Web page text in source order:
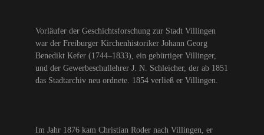
Vorläufer der Geschichtsforschung zur Stadt Villingen
war der Freiburger Kirchenhistoriker Johann Georg
Benedikt Kefer (1744–1833), ein gebürtiger Villinger,
und der Gewerbeschullehrer J. N. Schleicher, der ab 1851
das Stadtarchiv neu ordnete. 1854 verließ er Villingen.
Im Jahr 1876 kam Christian Roder nach Villingen, er